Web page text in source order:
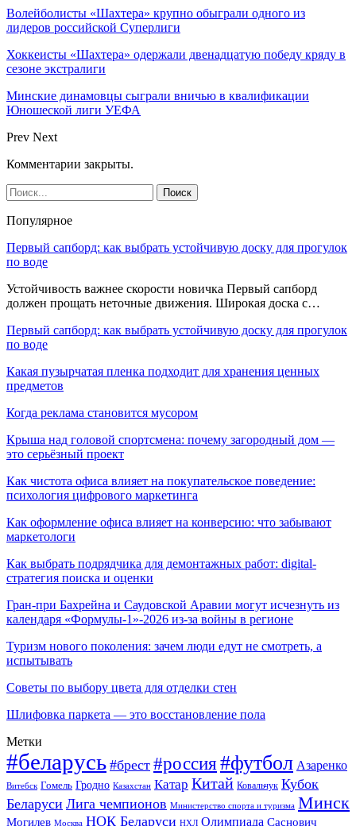
Волейболисты «Шахтера» крупно обыграли одного из
лидеров российской Суперлиги
Хоккеисты «Шахтера» одержали двенадцатую победу кряду в
сезоне экстралиги
Минские динамовцы сыграли вничью в квалификации
Юношеской лиги УЕФА
Prev Next
Комментарии закрыты.
Популярное
Первый сапборд: как выбрать устойчивую доску для прогулок
по воде
Устойчивость важнее скорости новичка Первый сапборд
должен прощать неточные движения. Широкая доска с…
Первый сапборд: как выбрать устойчивую доску для прогулок
по воде
Какая пузырчатая пленка подходит для хранения ценных
предметов
Когда реклама становится мусором
Крыша над головой спортсмена: почему загородный дом —
это серьёзный проект
Как чистота офиса влияет на покупательское поведение:
психология цифрового маркетинга
Как оформление офиса влияет на конверсию: что забывают
маркетологи
Как выбрать подрядчика для демонтажных работ: digital-
стратегия поиска и оценки
Гран-при Бахрейна и Саудовской Аравии могут исчезнуть из
календаря «Формулы-1»-2026 из-за войны в регионе
Туризм нового поколения: зачем люди едут не смотреть, а
испытывать
Советы по выбору цвета для отделки стен
Шлифовка паркета — это восстановление пола
Метки
#беларусь #брест #россия#футбол Азаренко
Витебск Гомель Гродно Казахстан Катар Китай Ковальчук Кубок
Беларуси Лига чемпионов Министерство спорта и туризма Минск
Могилев Москва НОК Беларуси НХЛ Олимпиада Саснович